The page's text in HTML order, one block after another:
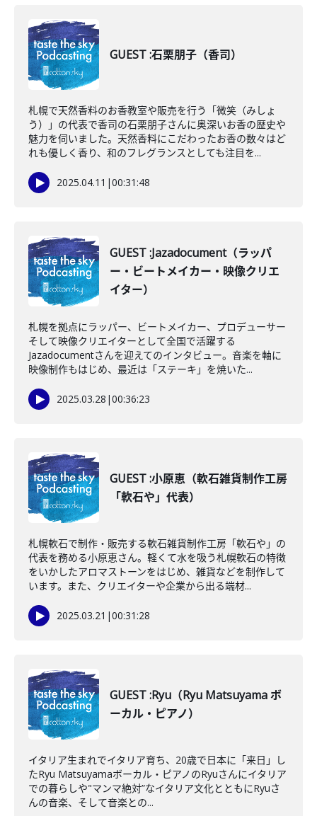
GUEST :石栗朋子（香司）
札幌で天然香料のお香教室や販売を行う「微笑（みしょ
う）」の代表で香司の石栗朋子さんに奥深いお香の歴史や
魅力を伺いました。天然香料にこだわったお香の数々はど
れも優しく香り、和のフレグランスとしても注目を...
2025.04.11 |00:31:48
GUEST :Jazadocument（ラッパ
ー・ビートメイカー・映像クリエ
イター）
札幌を拠点にラッパー、ビートメイカー、プロデューサー
そして映像クリエイターとして全国で活躍する
Jazadocumentさんを迎えてのインタビュー。音楽を軸に
映像制作もはじめ、最近は「ステーキ」を焼いた...
2025.03.28 |00:36:23
GUEST :小原恵（軟石雑貨制作工房
「軟石や」代表）
札幌軟石で制作・販売する軟石雑貨制作工房「軟石や」の
代表を務める小原恵さん。軽くて水を吸う札幌軟石の特徴
をいかしたアロマストーンをはじめ、雑貨などを制作して
います。また、クリエイターや企業から出る端材...
2025.03.21 |00:31:28
GUEST :Ryu（Ryu Matsuyama ボ
ーカル・ピアノ）
イタリア生まれでイタリア育ち、20歳で日本に「来日」し
たRyu Matsuyamaボーカル・ピアノのRyuさんにイタリア
での暮らしや"マンマ絶対”なイタリア文化とともにRyuさ
んの音楽、そして音楽との...